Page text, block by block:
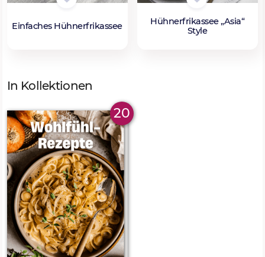
Einfaches Hühnerfrikassee
Hühnerfrikassee „Asia“
Style
In Kollektionen
20